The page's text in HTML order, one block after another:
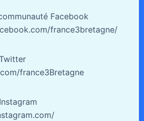
Facebook
france3bretagne/
france3Bretagne